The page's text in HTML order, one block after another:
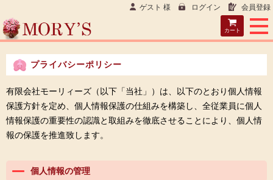
ゲスト 様 ログイン 会員登録
カート
プライバシーポリシー
有限会社モーリィーズ（以下「当社」）は、以下のとおり個人情報
保護方針を定め、個人情報保護の仕組みを構築し、全従業員に個人
情報保護の重要性の認識と取組みを徹底させることにより、個人情
報の保護を推進致します。
個人情報の管理